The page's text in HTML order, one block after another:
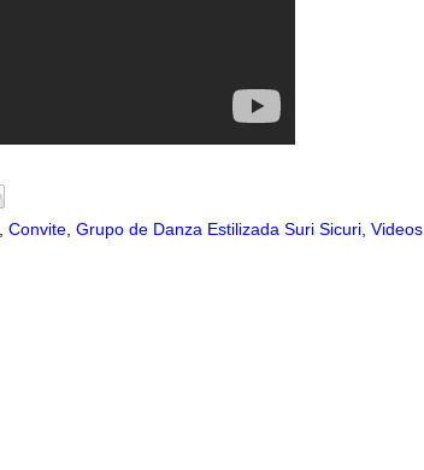
Convite, Grupo de Danza Estilizada Suri Sicuri, Videos